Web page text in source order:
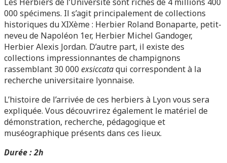
000 spécimens. Il s’agit principalement de collections
historiques du XIXème : Herbier Roland Bonaparte, petit-
neveu de Napoléon 1er, Herbier Michel Gandoger,
Herbier Alexis Jordan. D’autre part, il existe des
collections impressionnantes de champignons
rassemblant 30 000 exsiccataqui correspondent à la
recherche universitaire lyonnaise.
L’histoire de l’arrivée de ces herbiers à Lyon vous sera
expliquée. Vous découvrirez également le matériel de
démonstration, recherche, pédagogique et
muséographique présents dans ces lieux.
Durée : 2h